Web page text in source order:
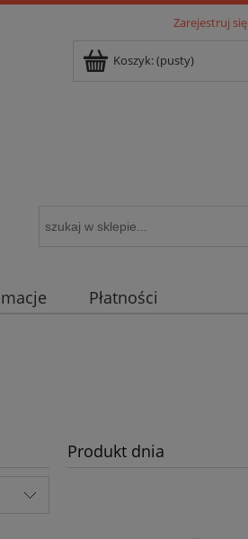
Zarejestruj się
Koszyk:(pusty)
Płatności
Produkt dnia